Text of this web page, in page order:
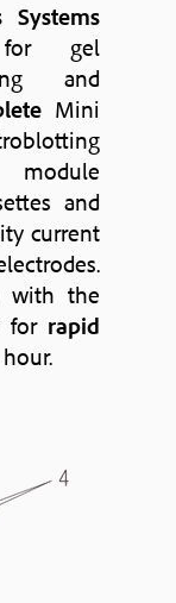
Systems
gel
and
Mini
module
and
current
with the
for rapid